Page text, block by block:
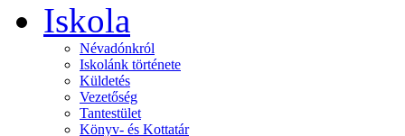
Iskola
Névadónkról
Iskolánk története
Küldetés
Vezetőség
Tantestület
Könyv- és Kottatár